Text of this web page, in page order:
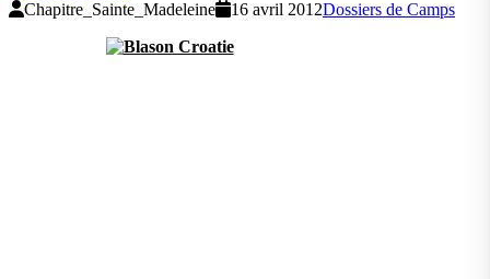
Chapitre_Sainte_Madeleine 16 avril 2012Dossiers de Camps